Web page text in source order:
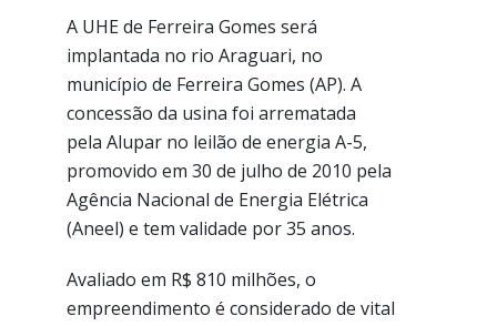
A UHE de Ferreira Gomes será
implantada no rio Araguari, no
município de Ferreira Gomes (AP). A
concessão da usina foi arrematada
pela Alupar no leilão de energia A-5,
promovido em 30 de julho de 2010 pela
Agência Nacional de Energia Elétrica
(Aneel) e tem validade por 35 anos.
Avaliado em R$ 810 milhões, o
empreendimento é considerado de vital